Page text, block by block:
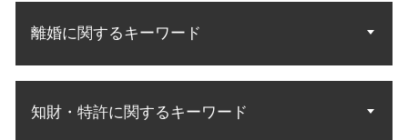
相続人 調査 方法
法定相続人 順位
遺言 遺留分侵害
離婚に関するキーワード
親権 有利
知財・特許に関するキーワード